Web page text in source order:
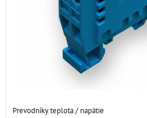
Prevodníky teplota / napätie